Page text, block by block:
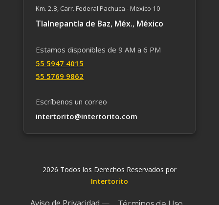
Km. 2.8, Carr. Federal Pachuca - Mexico 10
Tlalnepantla de Baz, Méx., México
Estamos disponibles de 9 AM a 6 PM
55 59​47 4015
55 5769 9862
Escríbenos un correo
intertorito@intertorito.com
2026 Todos los Derechos Reservados por
Intertorito